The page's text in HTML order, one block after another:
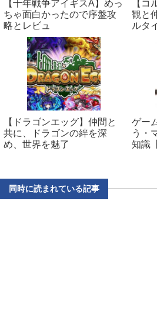
【千年戦争アイギスA】めっ
ちゃ面白かったので序盤攻
略とレビュ
【コ
観と
ルタ
【ドラゴンエッグ】仲間と
共に、ドラゴンの絆を深
め、世界を魅了
ゲー
う・
知識
同時に読まれている記事